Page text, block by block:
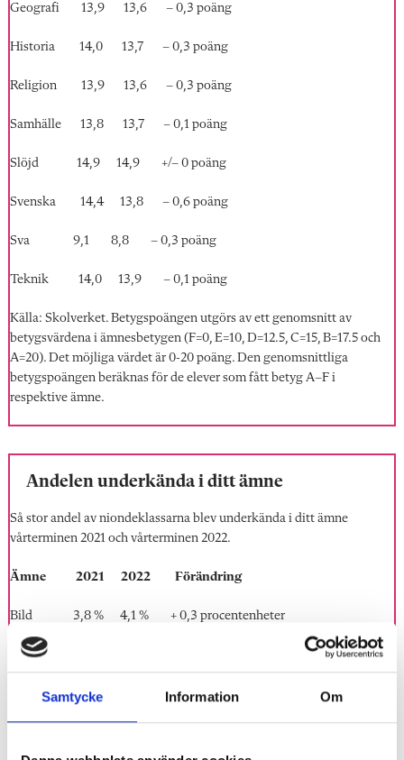
Samtycke Information Om
Geografi 13,9 13,6 – 0,3 poäng
Historia 14,0 13,7 – 0,3 poäng
Religion 13,9 13,6 – 0,3 poäng
Samhälle 13,8 13,7 – 0,1 poäng
Slöjd 14,9 14,9 +/– 0 poäng
Svenska 14,4 13,8 – 0,6 poäng
Sva 9,1 8,8 – 0,3 poäng
Teknik 14,0 13,9 – 0,1 poäng
Källa: Skolverket. Betygspoängen utgörs av ett genomsnitt av
betygsvärdena i ämnesbetygen (F=0, E=10, D=12.5, C=15, B=17.5 och
A=20). Det möjliga värdet är 0-20 poäng. Den genomsnittliga
betygspoängen beräknas för de elever som fått betyg A–F i
respektive ämne.
Andelen underkända i ditt ämne
Så stor andel av niondeklassarna blev underkända i ditt ämne
vårterminen 2021 och vårterminen 2022.
Ämne 2021 2022 Förändring
Bild 3,8 % 4,1 % + 0,3 procentenheter
Engelska 7,7 % 7,4 % – 0,3
Hkk 4,7 % 5,0 % + 0,3